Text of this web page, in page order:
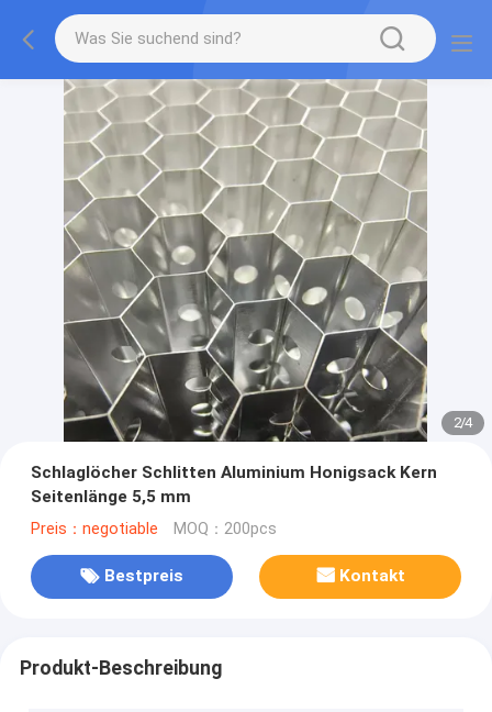
2/4
Schlaglöcher Schlitten Aluminium Honigsack Kern
Seitenlänge 5,5 mm
Preis：negotiable MOQ：200pcs
Bestpreis Kontakt
Produkt-Beschreibung